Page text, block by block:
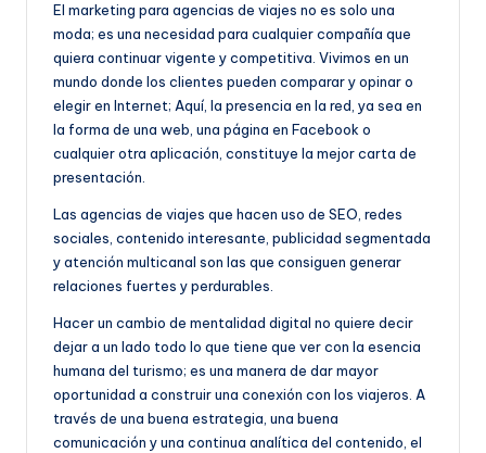
El marketing para agencias de viajes no es solo una
moda; es una necesidad para cualquier compañía que
quiera continuar vigente y competitiva. Vivimos en un
mundo donde los clientes pueden comparar y opinar o
elegir en Internet; Aquí, la presencia en la red, ya sea en
la forma de una web, una página en Facebook o
cualquier otra aplicación, constituye la mejor carta de
presentación.
Las agencias de viajes que hacen uso de SEO, redes
sociales, contenido interesante, publicidad segmentada
y atención multicanal son las que consiguen generar
relaciones fuertes y perdurables.
Hacer un cambio de mentalidad digital no quiere decir
dejar a un lado todo lo que tiene que ver con la esencia
humana del turismo; es una manera de dar mayor
oportunidad a construir una conexión con los viajeros. A
través de una buena estrategia, una buena
comunicación y una continua analítica del contenido, el